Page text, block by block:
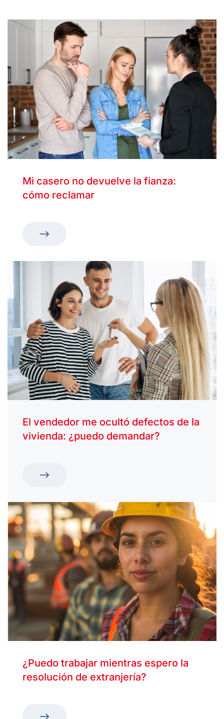
Mi casero no devuelve la fianza:
cómo reclamar
El vendedor me ocultó defectos de la
vivienda: ¿puedo demandar?
¿Puedo trabajar mientras espero la
resolución de extranjería?